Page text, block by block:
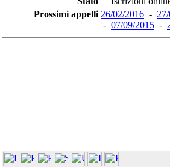
Prossimi appelli 26/02/2016 -
- 07/09/2015 -